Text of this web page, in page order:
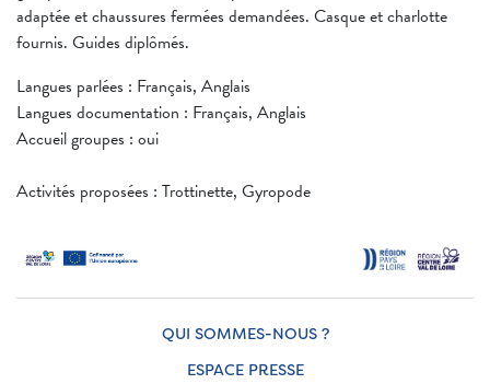
adaptée et chaussures fermées demandées. Casque et charlotte
fournis. Guides diplômés.
Langues parlées : Français, Anglais
Langues documentation : Français, Anglais
Accueil groupes : oui
Activités proposées : Trottinette, Gyropode
QUI SOMMES-NOUS ?
ESPACE PRESSE